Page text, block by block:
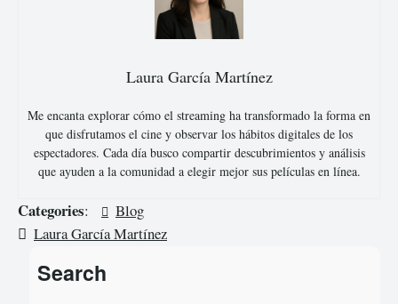
Laura García Martínez
Me encanta explorar cómo el streaming ha transformado la forma en
que disfrutamos el cine y observar los hábitos digitales de los
espectadores. Cada día busco compartir descubrimientos y análisis
que ayuden a la comunidad a elegir mejor sus películas en línea.
Categories:
Blog
Laura García Martínez
Search